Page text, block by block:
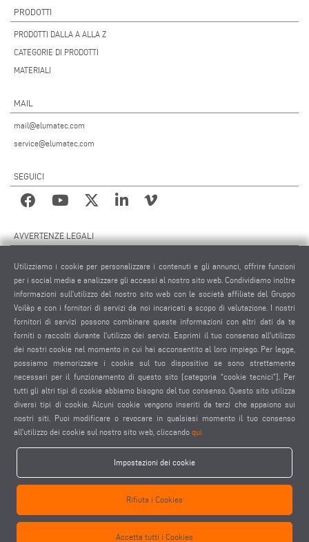
PRODOTTI
PRODOTTI DALLA A ALLA Z
CATEGORIE DI PRODOTTI
MATERIALI
MAIL
mail@elumatec.com
service@elumatec.com
SEGUICI
AVVERTENZE LEGALI
MATERIALE GRAFICO
PROTEZIONE DEI DATI
PROTEZIONE DEI DATI INTERNAZIONALE
CONTRATTO DI MANUTENZIONE REMOTA
IMPOSTAZIONE COOKIES
CODICE DI CONDOTTA DEI FORNITORI
elumatec AG - Pinacher Straße 61 - 75417 Mühlacker - Germania - Telefono
+49 7041-14 0-mail@elumatec.com
elumatec AG infocenter - Lugwaldstraße 20 - 75417 Mühlacker - Germania
Utilizziamo i cookie per personalizzare i contenuti e gli annunci, offrire funzioni
per i social media e analizzare gli accessi al nostro sito web. Condividiamo inoltre
informazioni sull'utilizzo del nostro sito web con le società affiliate del Gruppo
Voilàp e con i fornitori di servizi da noi incaricati a scopo di valutazione. I nostri
fornitori di servizi possono combinare queste informazioni con altri dati da te
forniti o raccolti durante l'utilizzo dei servizi. Esprimi il tuo consenso all'utilizzo
dei nostri cookie nel momento in cui hai acconsentito al loro impiego. Per legge,
possiamo memorizzare i cookie sul tuo dispositivo se sono strettamente
necessari per il funzionamento di questo sito [categoria “cookie tecnici”]. Per
tutti gli altri tipi di cookie abbiamo bisogno del tuo consenso. Questo sito utilizza
diversi tipi di cookie. Alcuni cookie vengono inseriti da terzi che appaiono sui
nostri siti. Puoi modificare o revocare in qualsiasi momento il tuo consenso
all'utilizzo dei cookie sul nostro sito web, cliccando qui
Impostazioni dei cookie
Rifiuta i Cookies
Accetta tutti i Cookies